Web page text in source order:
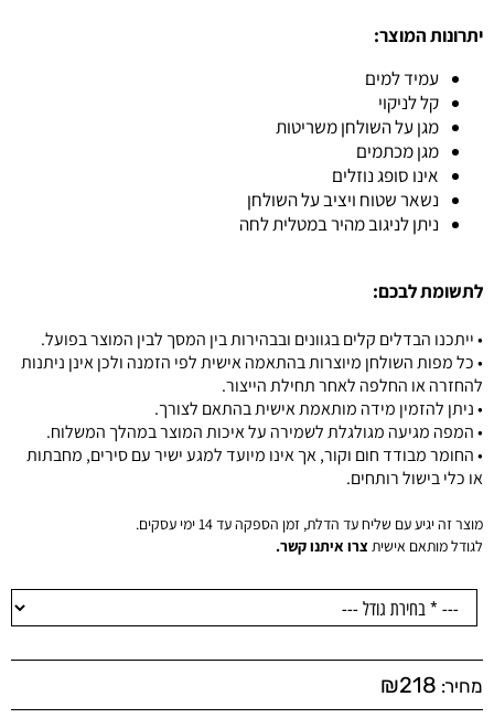
יתרונות המוצר:
עמיד למים
קל לניקוי
מגן על השולחן משריטות
מגן מכתמים
אינו סופג נוזלים
נשאר שטוח ויציב על השולחן
ניתן לניגוב מהיר במטלית לחה
לתשומת לבכם:
• ייתכנו הבדלים קלים בגוונים ובבהירות בין המסך לבין המוצר בפועל.
• כל מפות השולחן מיוצרות בהתאמה אישית לפי הזמנה ולכן אינן ניתנות
להחזרה או החלפה לאחר תחילת הייצור.
• ניתן להזמין מידה מותאמת אישית בהתאם לצורך.
• המפה מגיעה מגולגלת לשמירה על איכות המוצר במהלך המשלוח.
• החומר מבודד חום וקור, אך אינו מיועד למגע ישיר עם סירים, מחבתות
או כלי בישול רותחים.
מוצר זה יגיע עם שליח עד הדלת, זמן הספקה עד 14 ימי עסקים.
לגודל מותאם אישיתצרו איתנו קשר.
מחיר: ₪218